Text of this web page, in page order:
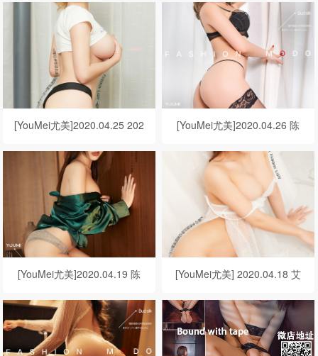
[YouMei尤美]2020.04.25 202
[YouMei尤美]2020.04.26 陈
[YouMei尤美]2020.04.19 陈
[YouMei尤美] 2020.04.18 艾